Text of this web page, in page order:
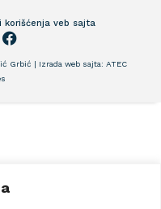
Grbić | Izrada web sajta: ATEC
korišćenja veb sajta